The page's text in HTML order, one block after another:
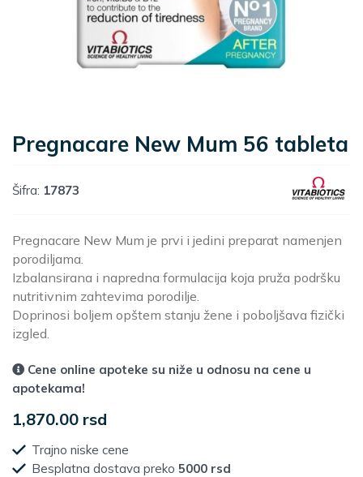
Pregnacare New Mum 56 tableta
Šifra: 17873
Pregnacare New Mum je prvi i jedini preparat namenjen
porodiljama.
Izbalansirana i napredna formulacija koja pruža podršku
nutritivnim zahtevima porodilje.
Doprinosi boljem opštem stanju žene i poboljšava fizički
izgled.
Cene online apoteke su niže u odnosu na cene u
apotekama!
1,870.00 rsd
Trajno niske cene
Besplatna dostava preko 5000 rsd